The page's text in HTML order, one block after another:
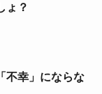
ょ？
不幸」にならな